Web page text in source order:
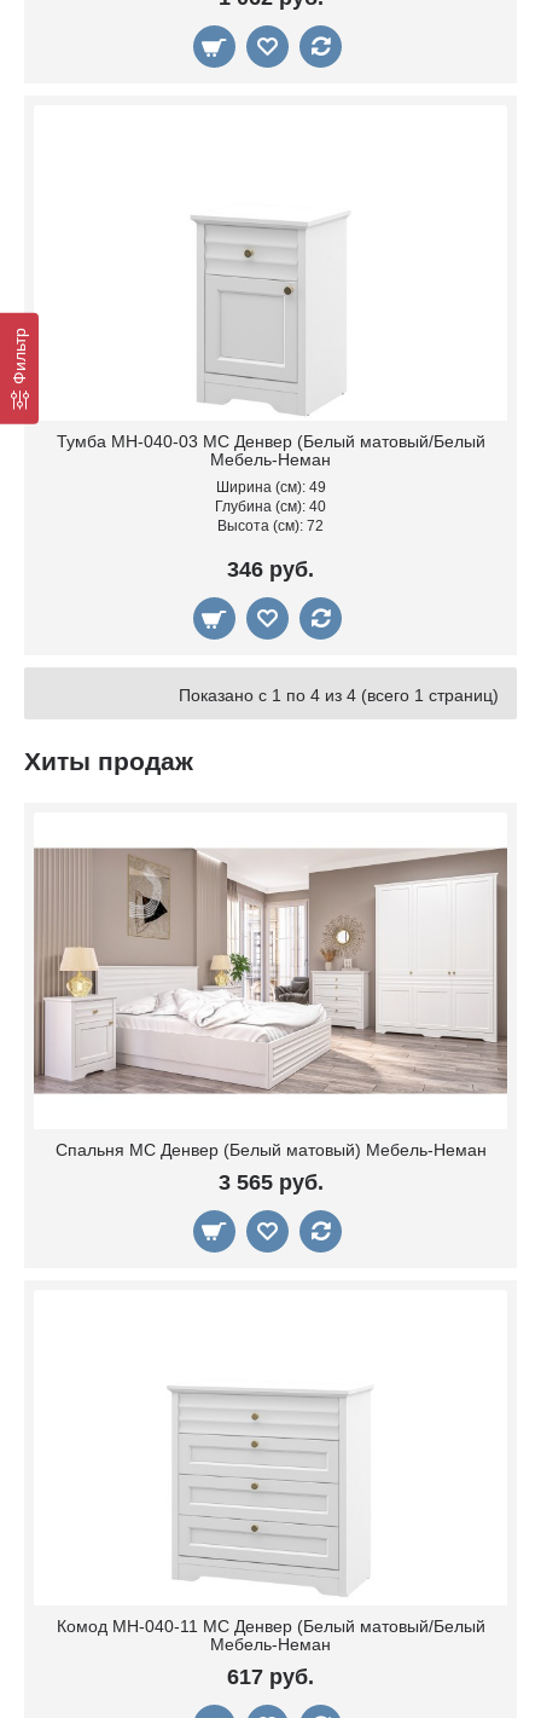
Фильтр
Тумба МН-040-03 МС Денвер (Белый матовый/Белый
Мебель-Неман
Ширина (см): 49
Глубина (см): 40
Высота (см): 72
346 руб.
Показано с 1 по 4 из 4 (всего 1 страниц)
Хиты продаж
Спальня МС Денвер (Белый матовый) Мебель-Неман
3 565 руб.
Комод МН-040-11 МС Денвер (Белый матовый/Белый
Мебель-Неман
617 руб.